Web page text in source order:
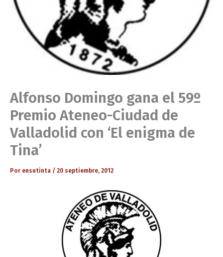
Alfonso Domingo gana el 59º
Premio Ateneo-Ciudad de
Valladolid con ‘El enigma de
Tina’
Por ensutinta / 20 septiembre, 2012